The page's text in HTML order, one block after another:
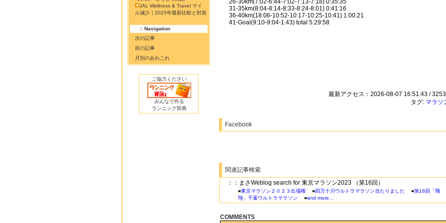
JAL Wellness & Travel マイ
ル減少｜2025年最新比較と対策
:: Navigation
次の記事
前の記事
月別のあれこれ
ご協力ください
みんなで作る
ランニング辞典
26-30km(7:02-6:44-7:02-7:13-7:18) 0:35:35
31-35km(8:04-8:14-8:33-8:24-8:01) 0:41:16
36-40km(18:06-10:52-10:17-10:25-10:41) 1:00:21
41-Goal(9:10-9:04-1:43) total 5:29:58
最新アクセス：2026-08-07 16:51:43 / 3253
タグ: マラソ
Facebook
関連記事検索
：：まさWeblog search for 東京マラソン2023 （第16回）
■東京マラソン２０２３出場権 ■四万十川ウルトラマラソン当たりました ■第16回「飛
翔」千葉ウルトラマラソン ■and more...
COMMENTS